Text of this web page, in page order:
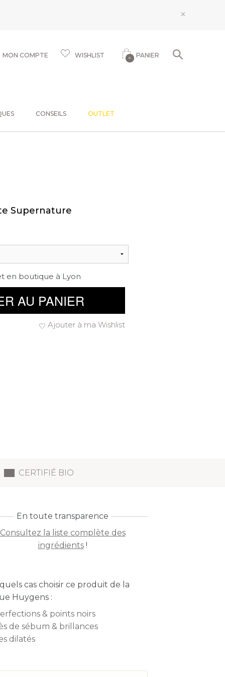
×
MON COMPTE WISHLIST 0 PANIER
CONSEILS OUTLET
Supernature
en boutique à Lyon
AU PANIER
Ajouter à ma Wishlist
CERTIFIÉ BIO
En toute transparence
Consultez la liste complète des
ingrédients!
cas choisir ce produit de la
Huygens :
& points noirs
de sébum & brillances
dilatés